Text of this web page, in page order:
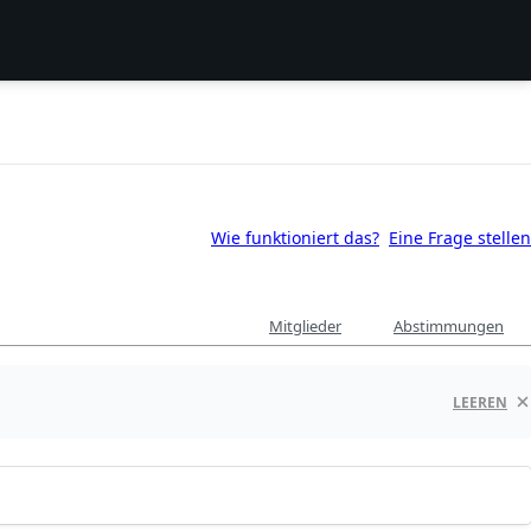
Wie funktioniert das? Eine Frage stellen
Mitglieder Abstimmungen
LEEREN